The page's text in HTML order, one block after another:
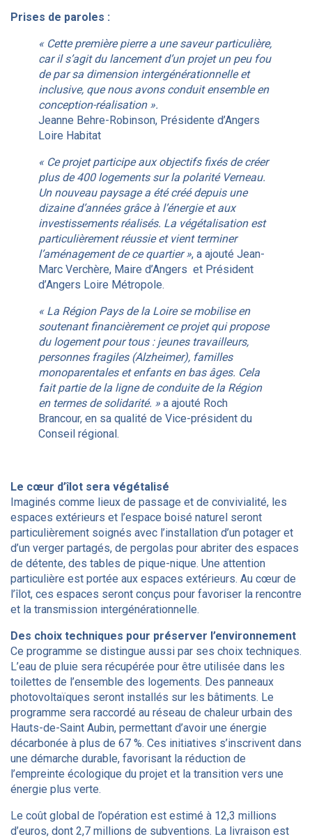
Prises de paroles :
« Cette première pierre a une saveur particulière,
car il s’agit du lancement d’un projet un peu fou
de par sa dimension intergénérationnelle et
inclusive, que nous avons conduit ensemble en
conception-réalisation ».
Jeanne Behre-Robinson, Présidente d’Angers
Loire Habitat
« Ce projet participe aux objectifs fixés de créer
plus de 400 logements sur la polarité Verneau.
Un nouveau paysage a été créé depuis une
dizaine d’années grâce à l’énergie et aux
investissements réalisés. La végétalisation est
particulièrement réussie et vient terminer
l’aménagement de ce quartier », a ajouté Jean-
Marc Verchère, Maire d’Angers et Président
d’Angers Loire Métropole.
« La Région Pays de la Loire se mobilise en
soutenant financièrement ce projet qui propose
du logement pour tous : jeunes travailleurs,
personnes fragiles (Alzheimer), familles
monoparentales et enfants en bas âges. Cela
fait partie de la ligne de conduite de la Région
en termes de solidarité. » a ajouté Roch
Brancour, en sa qualité de Vice-président du
Conseil régional.
Le cœur d’îlot sera végétalisé
Imaginés comme lieux de passage et de convivialité, les
espaces extérieurs et l’espace boisé naturel seront
particulièrement soignés avec l’installation d’un potager et
d’un verger partagés, de pergolas pour abriter des espaces
de détente, des tables de pique-nique. Une attention
particulière est portée aux espaces extérieurs. Au cœur de
l’îlot, ces espaces seront conçus pour favoriser la rencontre
et la transmission intergénérationnelle.
Des choix techniques pour préserver l’environnement
Ce programme se distingue aussi par ses choix techniques.
L’eau de pluie sera récupérée pour être utilisée dans les
toilettes de l’ensemble des logements. Des panneaux
photovoltaïques seront installés sur les bâtiments. Le
programme sera raccordé au réseau de chaleur urbain des
Hauts-de-Saint Aubin, permettant d’avoir une énergie
décarbonée à plus de 67 %. Ces initiatives s’inscrivent dans
une démarche durable, favorisant la réduction de
l’empreinte écologique du projet et la transition vers une
énergie plus verte.
Le coût global de l’opération est estimé à 12,3 millions
d’euros, dont 2,7 millions de subventions. La livraison est